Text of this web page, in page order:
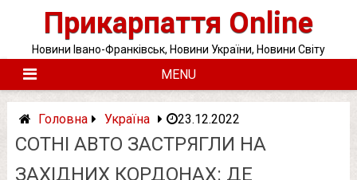
Прикарпаття Online
Новини Івано-Франківськ, Новини України, Новини Світу
MENU
Головна Україна 23.12.2022
СОТНІ АВТО ЗАСТРЯГЛИ НА
ЗАХІДНИХ КОРДОНАХ: ДЕ